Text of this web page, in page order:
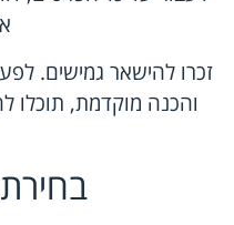
זכרו להישאר גמישים.
והכנה מוקדמת, תוכלו